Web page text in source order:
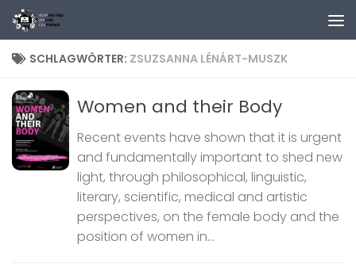
Zum Inhalt springen
SCHLAGWÖRTER: ZSUZSANNA LÉNÁRT-MUSZK
Women and their Body
Recent events have shown that it is urgent
and fundamentally important to shed new
light, through philosophical, linguistic,
literary, scientific, medical and artistic
perspectives, on the female body and the
position of women in...